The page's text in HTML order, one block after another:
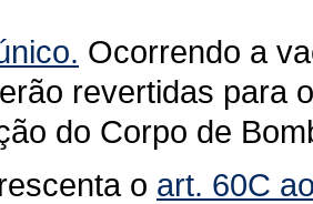
Ocorrendo a
revertidas para
do Corpo de
o art. 60C